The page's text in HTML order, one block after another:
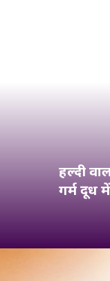
हल्दी
गर्म दूध